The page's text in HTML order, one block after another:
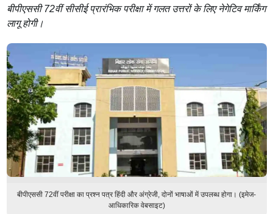
बीपीएससी 72वीं सीसीई प्रारंभिक परीक्षा में गलत उत्तरों के लिए नेगेटिव मार्किंग
लागू होगी।
बीपीएससी 72वीं परीक्षा का प्रश्न पत्र हिंदी और अंग्रेजी, दोनों भाषाओं में उपलब्ध होगा। (इमेज-
आधिकारिक वेबसाइट)